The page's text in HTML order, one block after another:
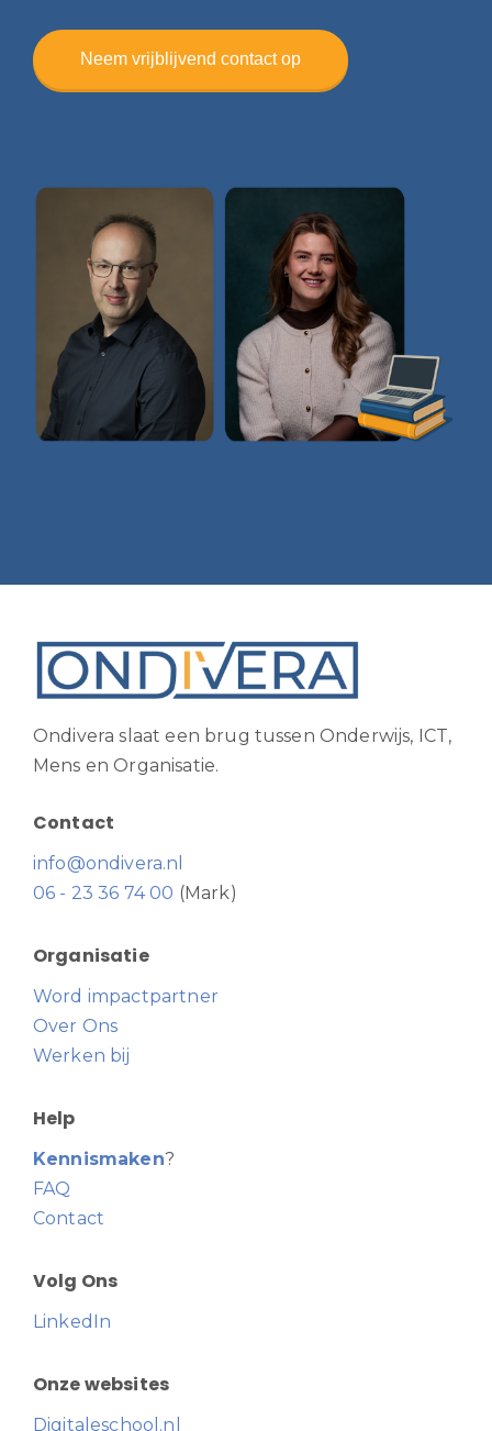
Neem vrijblijvend contact op
Ondivera slaat een brug tussen Onderwijs, ICT,
Mens en Organisatie.
Contact
info@ondivera.nl
06 - 23 36 74 00 (Mark)
Organisatie
Word impactpartner
Over Ons
Werken bij
Help
Kennismaken?
FAQ
Contact
Volg Ons
LinkedIn
Onze websites
Digitaleschool.nl